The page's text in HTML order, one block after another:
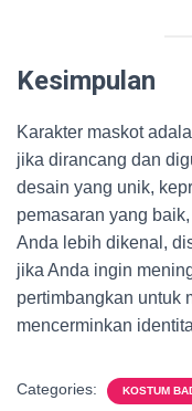
Kesimpulan
Karakter maskot
jika dirancang dan
desain yang unik,
pemasaran yang
Anda lebih dikenal,
jika Anda ingin
pertimbangkan untuk
mencerminkan
Categories: KOSTUM